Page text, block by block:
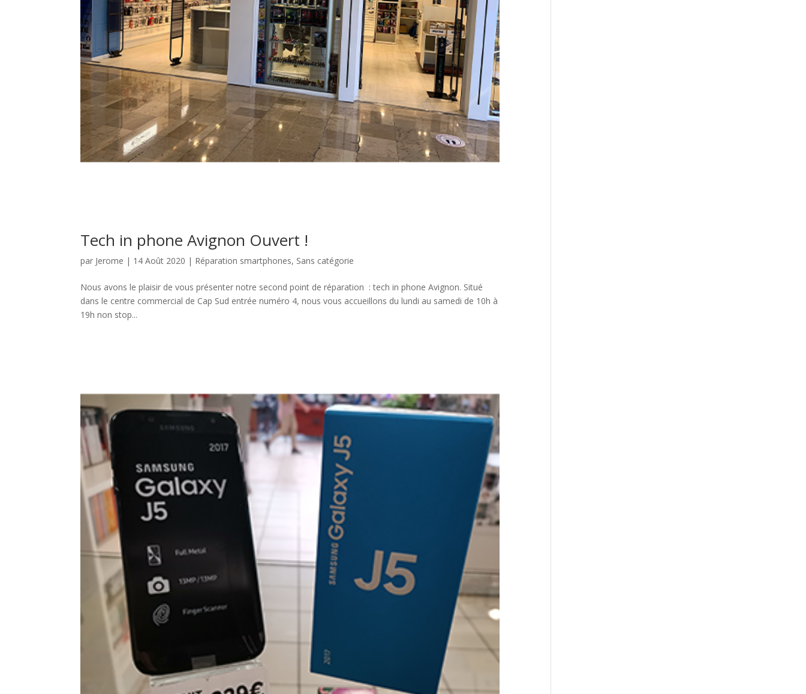
Tech in phone Avignon Ouvert !
par Jerome | 14 Août 2020 | Réparation smartphones, Sans catégorie
Nous avons le plaisir de vous présenter notre second point de réparation : tech in phone Avignon. Situé
dans le centre commercial de Cap Sud entrée numéro 4, nous vous accueillons du lundi au samedi de 10h à
19h non stop...